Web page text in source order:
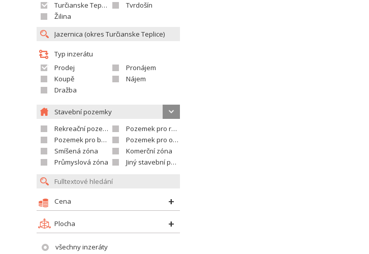
Turčianske Teplice
Tvrdošín
Žilina
Typ inzerátu
Prodej
Pronájem
Koupě
Nájem
Dražba
Stavební pozemky
Rekreační pozemek
Pozemek pro rodinné domy
Pozemek pro bytovou výstavbu
Pozemek pro občanskou vybavenost
Smíšená zóna
Komerční zóna
Průmyslová zóna
Jiný stavební pozemek
Cena
Plocha
všechny inzeráty